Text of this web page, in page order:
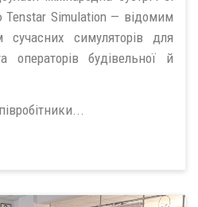
Simulation — відомим
сучасних симуляторів для
операторів будівельної й